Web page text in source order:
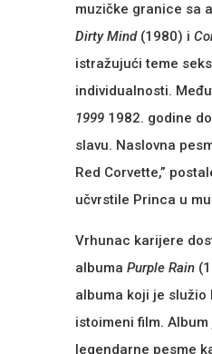
muzičke granice sa
Dirty Mind(1980) i
istražujući teme
individualnosti.
1999 1982. godine
slavu. Naslovna
Red Corvette,”
učvrstile Princa u
Vrhunac karijere
albumaPurple Rain
albuma koji je služio
istoimeni film.
legendarne pesme